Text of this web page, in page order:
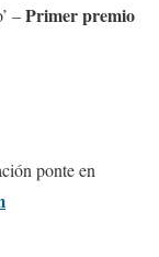
–Primer premio
ponte en